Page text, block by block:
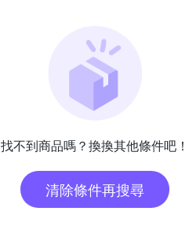
找不到商品嗎？換換其他條件吧！
清除條件再搜尋